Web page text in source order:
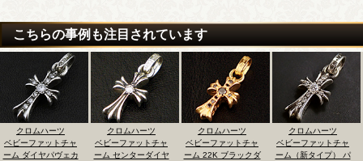
こちらの事例も注目されています
チャ
ェカ
クロムハーツ
ベビーファットチャ
ーム センターダイヤ
クロムハーツ
ベビーファットチャ
ーム 22K ブラックダ
クロムハーツ
ベビーファットチャ
ーム（新タイプ） パ
クロムハ
ベビーフロー
ロスIDブレス